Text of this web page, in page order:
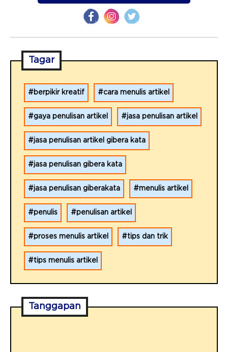
Tagar
berpikir kreatif cara menulis artikel
gaya penulisan artikel jasa penulisan artikel
jasa penulisan artikel gibera kata
jasa penulisan gibera kata
jasa penulisan giberakata menulis artikel
penulis penulisan artikel
proses menulis artikel tips dan trik
tips menulis artikel
Tanggapan